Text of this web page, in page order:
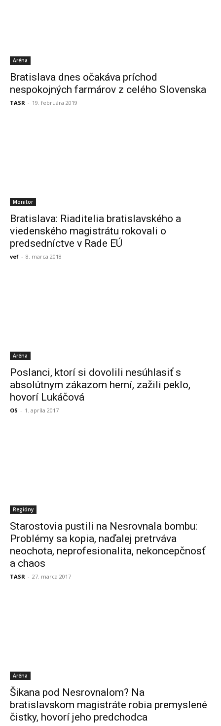
Aréna
Bratislava dnes očakáva príchod
nespokojných farmárov z celého Slovenska
TASR - 19. februára 2019
Monitor
Bratislava: Riaditelia bratislavského a
viedenského magistrátu rokovali o
predsedníctve v Rade EÚ
vef - 8. marca 2018
Aréna
Poslanci, ktorí si dovolili nesúhlasiť s
absolútnym zákazom herní, zažili peklo,
hovorí Lukáčová
OS - 1. apríla 2017
Regióny
Starostovia pustili na Nesrovnala bombu:
Problémy sa kopia, naďalej pretrváva
neochota, neprofesionalita, nekoncepčnosť
a chaos
TASR - 27. marca 2017
Aréna
Šikana pod Nesrovnalom? Na
bratislavskom magistráte robia premyslené
čistky, hovorí jeho predchodca